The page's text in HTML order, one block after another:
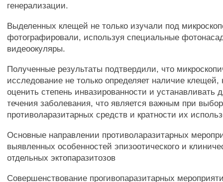
генерализации.
Выделенных клещей не только изучали под
фотографировали, используя специальные
видеоокуляры.
Полученные результаты подтвердили, что
исследование не только определяет наличие клещей,
оценить степень инвазированности и устанавливать
течения заболевания, что является важным при
противоларазитарных средств и кратности их
Основные направлении противоларазитарных
выявленных особенностей эпизоотического и
отдельных эктопаразитозов
Совершенствование прогивопаразитарных